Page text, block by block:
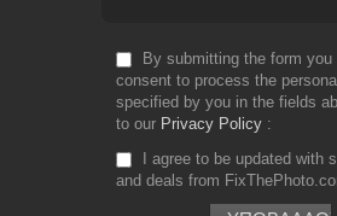
By submitting the form
consent to process the
specified by you in the fields
to our Privacy Policy
I agree to be updated with
and deals from